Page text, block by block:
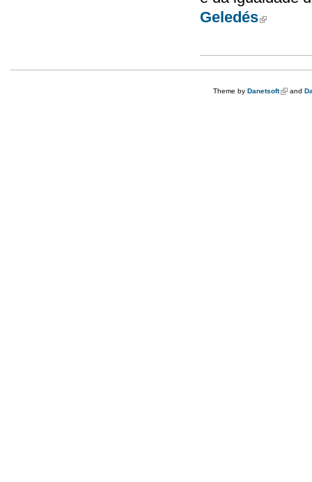
Geledés (link is
Theme by Danetsoft(link is
and